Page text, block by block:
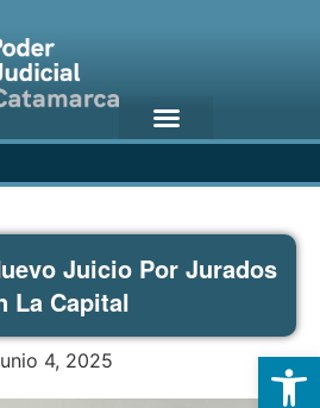
Juicio Por Jurados
La Capital
4, 2025